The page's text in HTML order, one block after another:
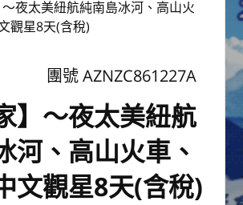
～夜太美紐航純南島冰河、高山火
觀星8天(含稅)
團號 AZNZC861227A
】～夜太美紐航
河、高山火車、
文觀星8天(含稅)